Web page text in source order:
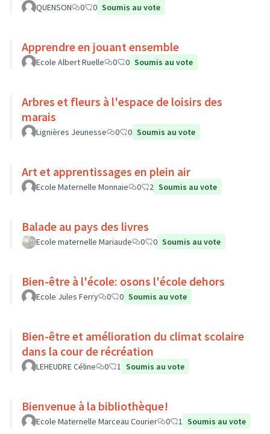
QUENSON 0 0 Soumis au vote
Apprendre en jouant ensemble
Ecole Albert Ruelle 0 0 Soumis au vote
Arbres et fleurs à l'espace de loisirs des
marais
Lignières Jeunesse 0 0 Soumis au vote
Art et apprentissages en plein air
Ecole Maternelle Monnaie 0 2 Soumis au vote
Balade au pays des livres
Ecole maternelle Mariaude 0 0 Soumis au vote
Bien-être à l'école: osons l'école dehors
Ecole Jules Ferry 0 0 Soumis au vote
Bien-être et amélioration du climat scolaire
dans la cour de récréation
LEHEUDRE Céline 0 1 Soumis au vote
Bienvenue à la bibliothèque!
Ecole Maternelle Marceau Courier 0 1 Soumis au vote